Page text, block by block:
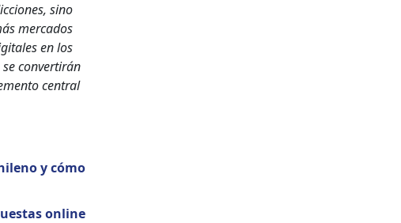
sino
mer­ca­dos
en los
con­ver­tirán
cen­tral
y cómo
online